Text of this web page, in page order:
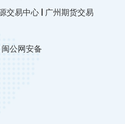
交易中心| 广州期货交易
闽公网安备